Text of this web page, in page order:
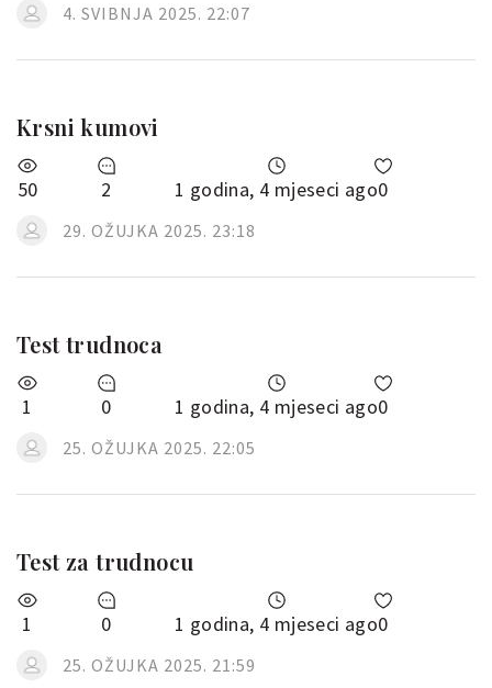
4. SVIBNJA 2025. 22:07
Krsni kumovi
50 2 1 godina, 4 mjeseci ago0
29. OŽUJKA 2025. 23:18
Test trudnoca
1 0 1 godina, 4 mjeseci ago0
25. OŽUJKA 2025. 22:05
Test za trudnocu
1 0 1 godina, 4 mjeseci ago0
25. OŽUJKA 2025. 21:59